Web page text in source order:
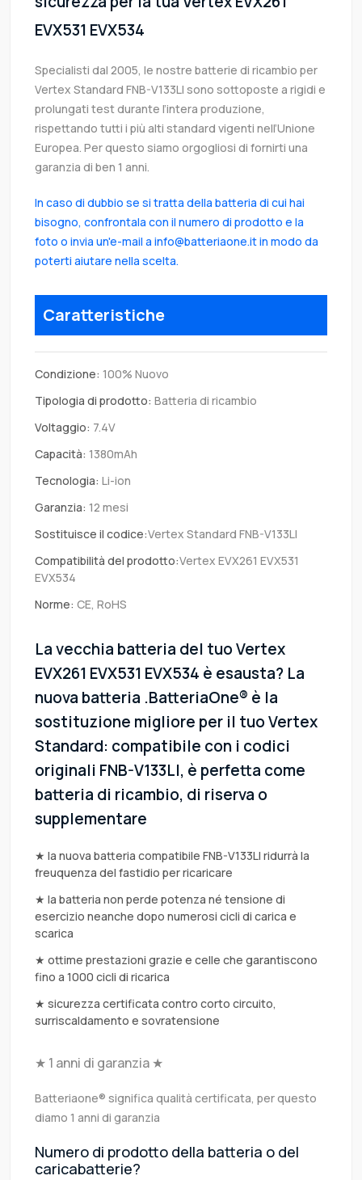
EVX531 EVX534
Specialisti dal 2005, le nostre batterie di ricambio per
Vertex Standard FNB-V133LI sono sottoposte a rigidi e
prolungati test durante l’intera produzione,
rispettando tutti i più alti standard vigenti nell’Unione
Europea. Per questo siamo orgogliosi di fornirti una
garanzia di ben 1 anni.
In caso di dubbio se si tratta della batteria di cui hai
bisogno, confrontala con il numero di prodotto e la
foto o invia un'e-mail a info@batteriaone.it in modo da
poterti aiutare nella scelta.
Caratteristiche
Condizione: 100% Nuovo
Tipologia di prodotto: Batteria di ricambio
Voltaggio: 7.4V
Capacità: 1380mAh
Tecnologia: Li-ion
Garanzia: 12 mesi
Sostituisce il codice:Vertex Standard FNB-V133LI
Compatibilità del prodotto:Vertex EVX261 EVX531
EVX534
Norme: CE, RoHS
La vecchia batteria del tuo Vertex
EVX261 EVX531 EVX534 è esausta? La
nuova batteria .BatteriaOne® è la
sostituzione migliore per il tuo Vertex
Standard: compatibile con i codici
originali FNB-V133LI, è perfetta come
batteria di ricambio, di riserva o
supplementare
★ la nuova batteria compatibile FNB-V133LI ridurrà la
freuquenza del fastidio per ricaricare
★ la batteria non perde potenza né tensione di
esercizio neanche dopo numerosi cicli di carica e
scarica
★ ottime prestazioni grazie e celle che garantiscono
fino a 1000 cicli di ricarica
★ sicurezza certificata contro corto circuito,
surriscaldamento e sovratensione
★ 1 anni di garanzia ★
Batteriaone® significa qualità certificata, per questo
diamo 1 anni di garanzia
Numero di prodotto della batteria o del
caricabatterie?